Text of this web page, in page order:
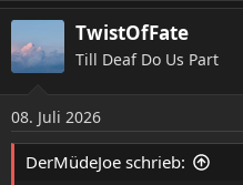
TwistOfFate
Till Deaf Do Us Part
08. Juli 2026
DerMüdeJoe schrieb: